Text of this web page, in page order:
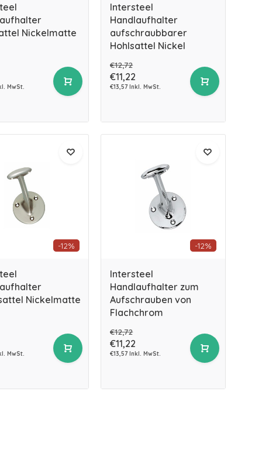
Nickelmatte
MwSt.
Intersteel
Handlaufhalter
aufschraubbarer
Hohlsattel Nickel
€12,72
€11,22
€13,57 Inkl. MwSt.
-12%
Nickelmatte
MwSt.
-12%
Intersteel
Handlaufhalter zum
Aufschrauben von
Flachchrom
€12,72
€11,22
€13,57 Inkl. MwSt.